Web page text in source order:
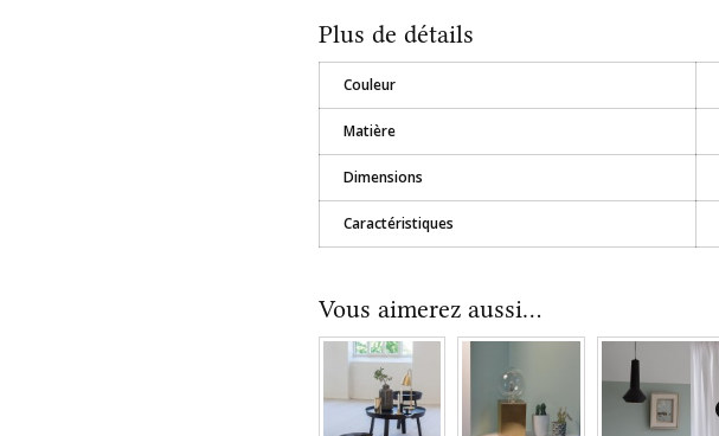
Plus de détails
Couleur
Matière
Dimensions
Caractéristiques
Vous aimerez aussi...